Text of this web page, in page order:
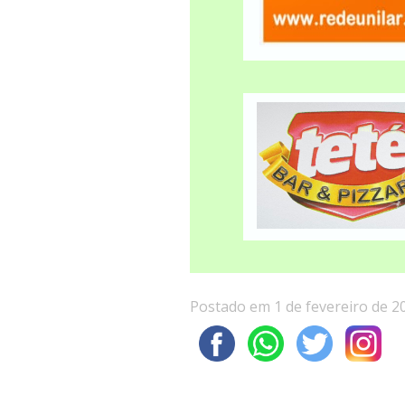
Postado em 1 de fevereiro de